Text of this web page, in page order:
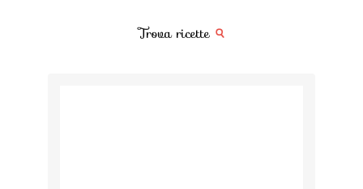
Trova ricette